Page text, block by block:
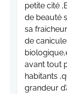
petite cité
de beauté
sa
de
avant tout
habitants
grandeur